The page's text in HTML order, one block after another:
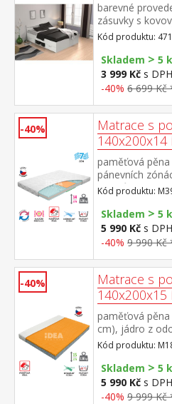
barevné
zásuvky s
zásuvky (š/v/h)
(š/v/h) 70 × 20
v ceně
doporučený
cm k posteli
7867)
100 kg
Kód produktu:
Skladem > 5
3 999 Kč s DPH
-40% 6 699
-40%
Matrace s
140x200x14
paměťová
pánevních
kloubům a
7zónová
velice jemná
matrace s
stran vhodná
nosnost do120
Kód produktu:
Skladem > 5
5 990 Kč s DPH
-40% 9 990
-40%
Matrace s
140x200x15
paměťová
cm), jádro z
ortopedické
matrace
potah
snímatelný a
nosnost do 130
Kód produktu:
Skladem > 5
5 990 Kč s DPH
-40% 9 999